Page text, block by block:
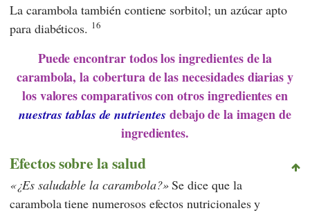
La carambola también contiene sorbitol; un azúcar apto
para diabéticos. 16
Puede encontrar todos los ingredientes de la
carambola, la cobertura de las necesidades diarias y
los valores comparativos con otros ingredientes en
nuestras tablas de nutrientes debajo de la imagen de
ingredientes.
Efectos sobre la salud
¿Es saludable la carambola? Se dice que la
carambola tiene numerosos efectos nutricionales y